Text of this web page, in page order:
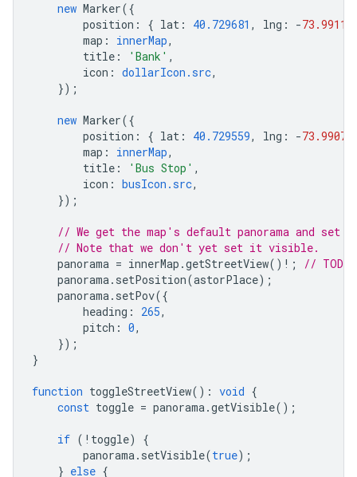
new Marker({
position : { lat : 40.729681 , lng : -
map : innerMap,
title : 'Bank' ,
icon : dollarIcon.src,
});
new Marker({
position : { lat : 40.729559, lng : -
map : innerMap,
title : 'Bus Stop' ,
icon : busIcon.src,
});
// We get the map's default panorama and set
// Note that we don't yet set it visible.
panorama = innerMap .getStreetView() ! ;
//
panorama. setPosition(astorPlace);
panorama. setPov({
heading : 265,
pitch : 0,
});
}
function toggleStreetView() : void {
const toggle = panorama.getVisible();
if ( ! toggle)
{
panorama. setVisible(true);
} else {